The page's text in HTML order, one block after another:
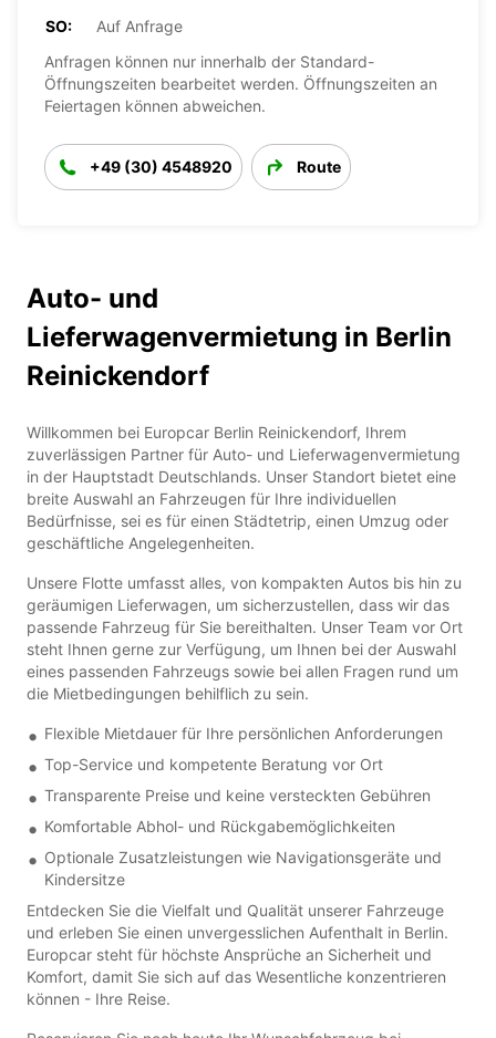
SO:
Auf Anfrage
Anfragen können nur innerhalb der Standard-
Öffnungszeiten bearbeitet werden. Öffnungszeiten an
Feiertagen können abweichen.
+49 (30) 4548920 Route
Auto- und
Lieferwagenvermietung in Berlin
Reinickendorf
Willkommen bei Europcar Berlin Reinickendorf, Ihrem
zuverlässigen Partner für Auto- und Lieferwagenvermietung
in der Hauptstadt Deutschlands. Unser Standort bietet eine
breite Auswahl an Fahrzeugen für Ihre individuellen
Bedürfnisse, sei es für einen Städtetrip, einen Umzug oder
geschäftliche Angelegenheiten.
Unsere Flotte umfasst alles, von kompakten Autos bis hin zu
geräumigen Lieferwagen, um sicherzustellen, dass wir das
passende Fahrzeug für Sie bereithalten. Unser Team vor Ort
steht Ihnen gerne zur Verfügung, um Ihnen bei der Auswahl
eines passenden Fahrzeugs sowie bei allen Fragen rund um
die Mietbedingungen behilflich zu sein.
Flexible Mietdauer für Ihre persönlichen Anforderungen
Top-Service und kompetente Beratung vor Ort
Transparente Preise und keine versteckten Gebühren
Komfortable Abhol- und Rückgabemöglichkeiten
Optionale Zusatzleistungen wie Navigationsgeräte und
Kindersitze
Entdecken Sie die Vielfalt und Qualität unserer Fahrzeuge
und erleben Sie einen unvergesslichen Aufenthalt in Berlin.
Europcar steht für höchste Ansprüche an Sicherheit und
Komfort, damit Sie sich auf das Wesentliche konzentrieren
können - Ihre Reise.